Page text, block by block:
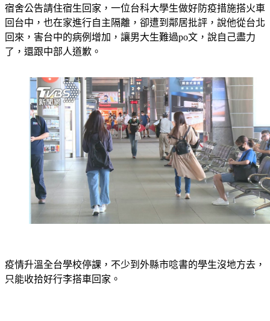
宿舍公告請住宿生回家，一位台科大學生做好防疫措施搭火車
回台中，也在家進行自主隔離，卻遭到鄰居批評，說他從台北
回來，害台中的病例增加，讓男大生難過po文，說自己盡力
了，還跟中部人道歉。
疫情升溫全台學校停課，不少到外縣市唸書的學生沒地方去，
只能收拾好行李搭車回家。